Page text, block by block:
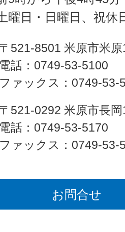
曜日・日曜日、祝
〒521-8501 米原市米
電話：0749-53-5100
ファックス：0749-53-
〒521-0292 米原市長
電話：0749-53-5170
ファックス：0749-53-
お問合せ